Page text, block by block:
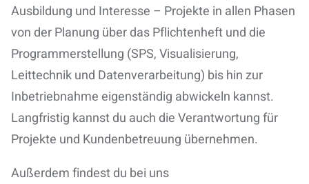
Ausbildung und Interesse – Projekte in allen Phasen
von der Planung über das Pflichtenheft und die
Programmerstellung (SPS, Visualisierung,
Leittechnik und Datenverarbeitung) bis hin zur
Inbetriebnahme eigenständig abwickeln kannst.
Langfristig kannst du auch die Verantwortung für
Projekte und Kundenbetreuung übernehmen.
Außerdem findest du bei uns